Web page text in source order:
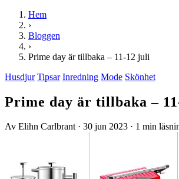
Hem
›
Bloggen
›
Prime day är tillbaka – 11-12 juli
Husdjur Tipsar Inredning Mode Skönhet
Prime day är tillbaka –
Av Elihn Carlbrant · 30 jun 2023 · 1 min